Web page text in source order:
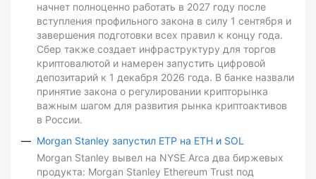
начнет полноценно работать в 2027 году после
вступления профильного закона в силу 1 сентября и
завершения подготовки всех правил к концу года.
Сбер также создает инфраструктуру для торгов
криптовалютой и намерен запустить цифровой
депозитарий к 1 декабря 2026 года. В банке назвали
принятие закона о регулировании крипторынка
важным шагом для развития рынка криптоактивов
в России.
Morgan Stanley запустил ETP на ETH и SOL
Morgan Stanley вывел на NYSE Arca два биржевых
продукта: Morgan Stanley Ethereum Trust под